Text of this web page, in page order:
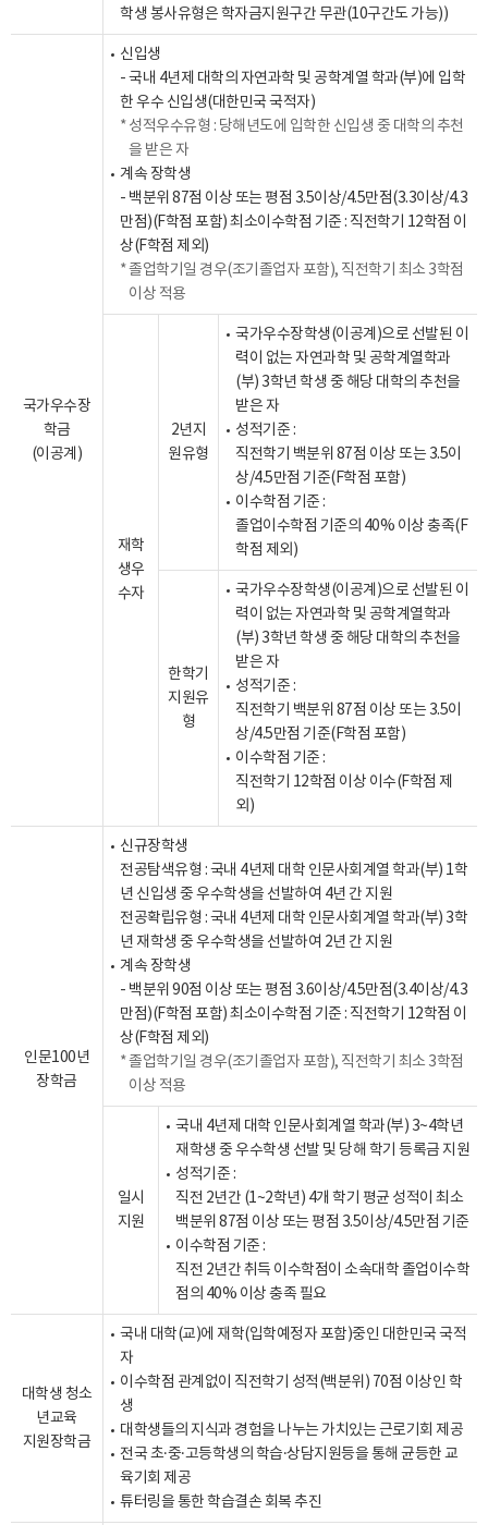
학생 봉사유형은 학자금지원구간 무관(10구간도 가능))
국가우수장
학금
(이공계)
신입생
- 국내 4년제 대학의 자연과학 및 공학계열 학과(부)에 입학
한 우수 신입생(대한민국 국적자)
성적우수유형 : 당해년도에 입학한 신입생 중 대학의 추천
을 받은 자
계속 장학생
- 백분위 87점 이상 또는 평점 3.5이상/4.5만점(3.3이상/4.3
만점)(F학점 포함) 최소이수학점 기준 : 직전학기 12학점 이
상(F학점 제외)
졸업학기일 경우(조기졸업자 포함), 직전학기 최소 3학점
이상 적용
재학
생우
수자
2년지
원유형
국가우수장학생(이공계)으로 선발된 이
력이 없는 자연과학 및 공학계열학과
(부) 3학년 학생 중 해당 대학의 추천을
받은 자
성적기준 :
직전학기 백분위 87점 이상 또는 3.5이
상/4.5만점 기준(F학점 포함)
이수학점 기준 :
졸업이수학점 기준의 40% 이상 충족(F
학점 제외)
한학기
지원유
형
국가우수장학생(이공계)으로 선발된 이
력이 없는 자연과학 및 공학계열학과
(부) 3학년 학생 중 해당 대학의 추천을
받은 자
성적기준 :
직전학기 백분위 87점 이상 또는 3.5이
상/4.5만점 기준(F학점 포함)
이수학점 기준 :
직전학기 12학점 이상 이수(F학점 제
외)
인문100년
장학금
신규장학생
전공탐색유형 : 국내 4년제 대학 인문사회계열 학과(부) 1학
년 신입생 중 우수학생을 선발하여 4년 간 지원
전공확립유형 : 국내 4년제 대학 인문사회계열 학과(부) 3학
년 재학생 중 우수학생을 선발하여 2년 간 지원
계속 장학생
- 백분위 90점 이상 또는 평점 3.6이상/4.5만점(3.4이상/4.3
만점)(F학점 포함) 최소이수학점 기준 : 직전학기 12학점 이
상(F학점 제외)
졸업학기일 경우(조기졸업자 포함), 직전학기 최소 3학점
이상 적용
일시
지원
국내 4년제 대학 인문사회계열 학과(부) 3~4학년
재학생 중 우수학생 선발 및 당해 학기 등록금 지원
성적기준 :
직전 2년간 (1~2학년) 4개 학기 평균 성적이 최소
백분위 87점 이상 또는 평점 3.5이상/4.5만점 기준
이수학점 기준 :
직전 2년간 취득 이수학점이 소속대학 졸업이수학
점의 40% 이상 충족 필요
대학생 청소
년교육
지원장학금
국내 대학(교)에 재학(입학예정자 포함)중인 대한민국 국적
자
이수학점 관계없이 직전학기 성적(백분위) 70점 이상인 학
생
대학생들의 지식과 경험을 나누는 가치있는 근로기회 제공
전국 초·중·고등학생의 학습·상담지원등을 통해 균등한 교
육기회 제공
튜터링을 통한 학습결손 회복 추진